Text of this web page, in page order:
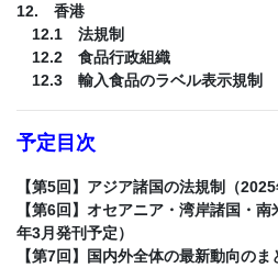
12. 香港
12.1 法規制
12.2 食品行政組織
12.3 輸入食品のラベル表示規制
予定目次
【第5回】アジア諸国の法規制（2025
【第6回】オセアニア・湾岸諸国・
年3月発刊予定）
【第7回】国内外全体の最新動向の